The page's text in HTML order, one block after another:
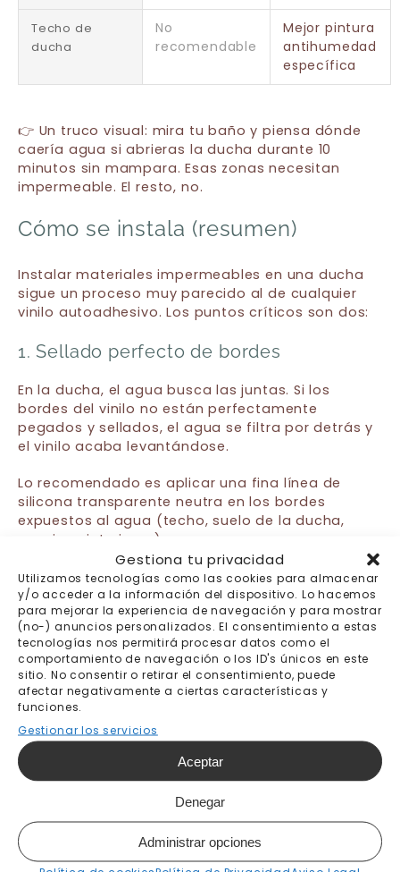
Gestiona tu privacidad
Utilizamos tecnologías como las cookies para almacenar
y/o acceder a la información del dispositivo. Lo hacemos
para mejorar la experiencia de navegación y para mostrar
(no-) anuncios personalizados. El consentimiento a estas
tecnologías nos permitirá procesar datos como el
comportamiento de navegación o los ID's únicos en este
sitio. No consentir o retirar el consentimiento, puede
afectar negativamente a ciertas características y
funciones.
Gestionar los servicios
Aceptar
Denegar
Administrar opciones
Techo de
ducha
No
recomendable
Mejor pintura
antihumedad
específica
👉 Un truco visual: mira tu baño y piensa dónde
caería agua si abrieras la ducha durante 10
minutos sin mampara. Esas zonas necesitan
impermeable. El resto, no.
Cómo se instala (resumen)
Instalar materiales impermeables en una ducha
sigue un proceso muy parecido al de cualquier
vinilo autoadhesivo. Los puntos críticos son dos:
1. Sellado perfecto de bordes
En la ducha, el agua busca las juntas. Si los
bordes del vinilo no están perfectamente
pegados y sellados, el agua se filtra por detrás y
el vinilo acaba levantándose.
Lo recomendado es aplicar una fina línea de
silicona transparente neutra en los bordes
expuestos al agua (techo, suelo de la ducha,
esquinas interiores).
2. Dejar secar 48h antes de usar la
ducha
A diferencia del vinilo autoadhesivo estándar
(que admite humedad a las 24h), el impermeable
necesita 48h para que el adhesivo alcance su
máxima resistencia. Saltarse este paso es la
causa número uno de que se levante.
Para una guía paso a paso del proceso general
👉
cómo poner papel pintado sobre azulejos
Cuidados para que los materiales